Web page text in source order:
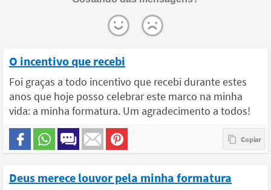
O incentivo que recebi
Foi graças a todo incentivo que recebi durante estes
anos que hoje posso celebrar este marco na minha
vida: a minha formatura. Um agradecimento a todos!
Deus merece louvor pela minha formatura